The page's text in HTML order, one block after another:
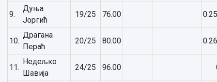
9.
Дуња
Јоргић
19/25 76.00
10.
Драгана
Пераћ
20/25 80.00
11.
Недељко
Шавија
24/25 96.00